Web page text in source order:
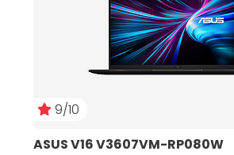
9/10
ASUS V16 V3607VM-RP080W